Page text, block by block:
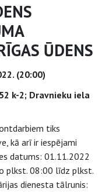
ŪDENS
(20:00)
k-2; Dravnieku iela
tiks
kā arī ir iespējami
datums: 01.11.2022
plkst. 08:00 līdz plkst.
dienesta tālrunis: